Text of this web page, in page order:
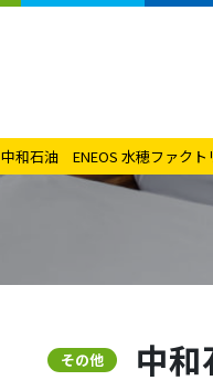
中和石油 ENEOS 水穂ファクト
その他 中